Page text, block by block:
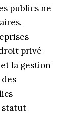
publics ne
privé
la gestion
statut